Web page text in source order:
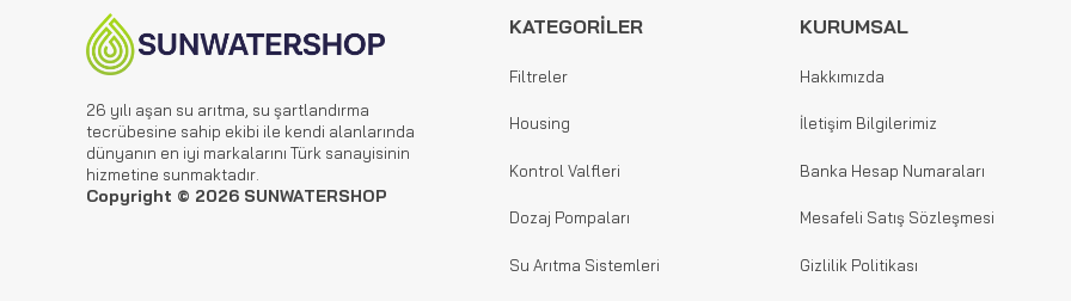
26 yılı aşan su arıtma, su şartlandırma
tecrübesine sahip ekibi ile kendi alanlarında
dünyanın en iyi markalarını Türk sanayisinin
hizmetine sunmaktadır.
Copyright © 2026 SUNWATERSHOP
KATEGORİLER
Filtreler
Housing
Kontrol Valfleri
Dozaj Pompaları
Su Arıtma Sistemleri
KURUMSAL
Hakkımızda
İletişim Bilgilerimiz
Banka Hesap Numaraları
Mesafeli Satış Sözleşmesi
Gizlilik Politikası